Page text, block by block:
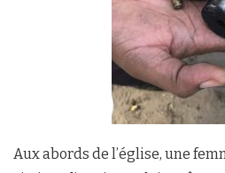
Aux abords de l’église, une